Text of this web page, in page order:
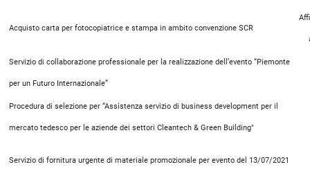
Acquisto carta per fotocopiatrice e stampa in ambito convenzione SCR
Servizio di collaborazione professionale per la realizzazione dell’evento “Piemonte
per un Futuro Internazionale”
Procedura di selezione per “Assistenza servizio di business development per il
mercato tedesco per le aziende dei settori Cleantech & Green Building"
Servizio di fornitura urgente di materiale promozionale per evento del 13/07/2021